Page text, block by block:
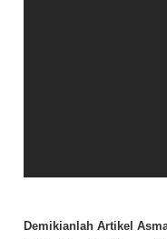
Demikianlah Artikel